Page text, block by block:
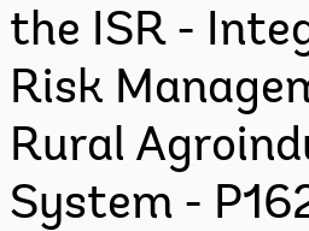
the ISR -
Risk
Rural
System -